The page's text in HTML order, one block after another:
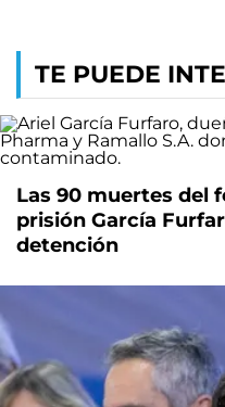
TE PUEDE
Las 90 muertes del
prisión García
detención